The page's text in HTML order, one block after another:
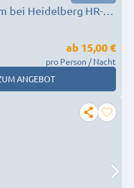
bei Heidelberg HR-
ab 15,00 €
pro Person / Nacht
ANGEBOT